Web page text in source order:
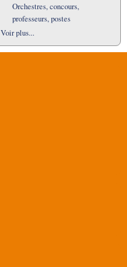
Orchestres, concours,
professeurs, postes
Voir plus...